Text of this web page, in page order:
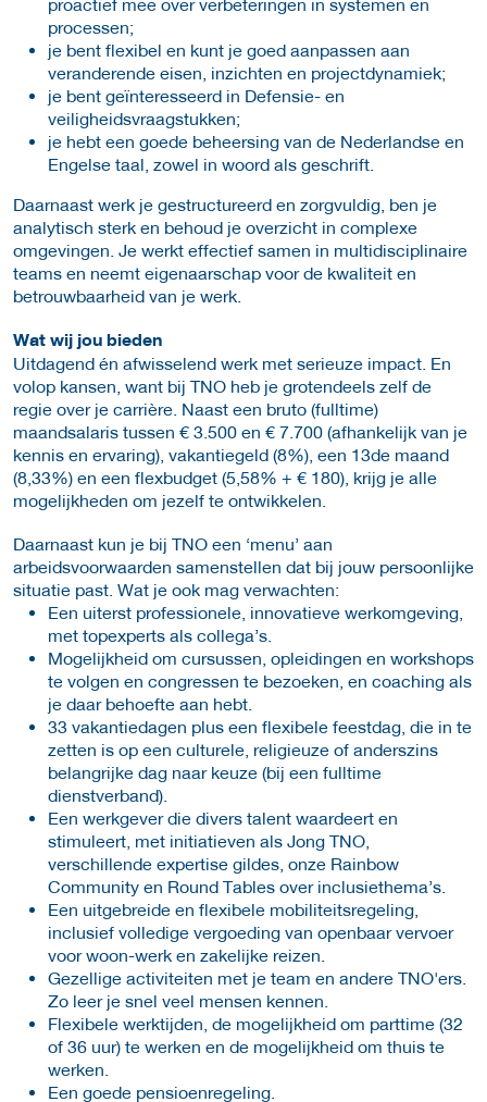
processen;
je bent flexibel en kunt je goed aanpassen aan
veranderende eisen, inzichten en projectdynamiek;
je bent geïnteresseerd in Defensie- en
veiligheidsvraagstukken;
je hebt een goede beheersing van de Nederlandse en
Engelse taal, zowel in woord als geschrift.
Daarnaast werk je gestructureerd en zorgvuldig, ben je
analytisch sterk en behoud je overzicht in complexe
omgevingen. Je werkt effectief samen in multidisciplinaire
teams en neemt eigenaarschap voor de kwaliteit en
betrouwbaarheid van je werk.
Wat wij jou bieden
Uitdagend én afwisselend werk met serieuze impact. En
volop kansen, want bij TNO heb je grotendeels zelf de
regie over je carrière. Naast een bruto (fulltime)
maandsalaris tussen € 3.500 en € 7.700 (afhankelijk van je
kennis en ervaring), vakantiegeld (8%), een 13de maand
(8,33%) en een flexbudget (5,58% + € 180), krijg je alle
mogelijkheden om jezelf te ontwikkelen.
Daarnaast kun je bij TNO een ‘menu’ aan
arbeidsvoorwaarden samenstellen dat bij jouw persoonlijke
situatie past. Wat je ook mag verwachten:
Een uiterst professionele, innovatieve werkomgeving,
met topexperts als collega’s.
Mogelijkheid om cursussen, opleidingen en workshops
te volgen en congressen te bezoeken, en coaching als
je daar behoefte aan hebt.
33 vakantiedagen plus een flexibele feestdag, die in te
zetten is op een culturele, religieuze of anderszins
belangrijke dag naar keuze (bij een fulltime
dienstverband).
Een werkgever die divers talent waardeert en
stimuleert, met initiatieven als Jong TNO,
verschillende expertise gildes, onze Rainbow
Community en Round Tables over inclusiethema’s.
Een uitgebreide en flexibele mobiliteitsregeling,
inclusief volledige vergoeding van openbaar vervoer
voor woon-werk en zakelijke reizen.
Gezellige activiteiten met je team en andere TNO'ers.
Zo leer je snel veel mensen kennen.
Flexibele werktijden, de mogelijkheid om parttime (32
of 36 uur) te werken en de mogelijkheid om thuis te
werken.
Een goede pensioenregeling.